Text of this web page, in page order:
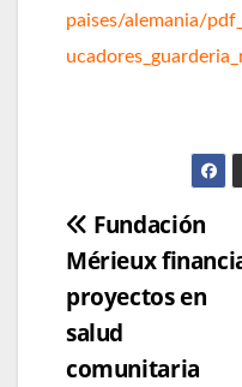
paises/alemania/
Navegación
de
entradas
Fundación
Mérieux
proyectos en
salud
comunitaria